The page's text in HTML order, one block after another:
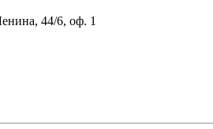
44/6, оф. 1